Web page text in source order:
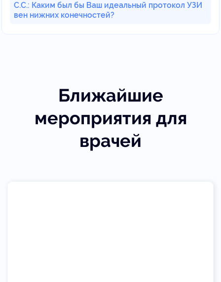
С.С.: Каким был бы Ваш идеальный протокол УЗИ
вен нижних конечностей?
Ближайшие
мероприятия для
врачей